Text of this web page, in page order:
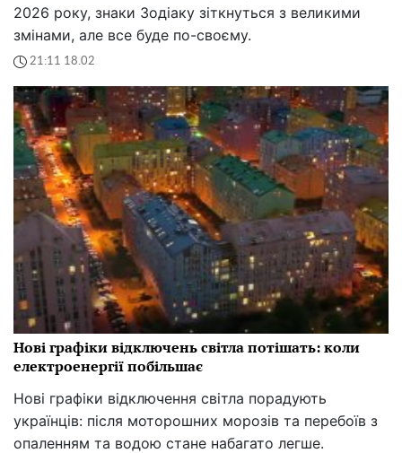
2026 року, знаки Зодіаку зіткнуться з великими
змінами, але все буде по-своєму.
21:11 18.02
Нові графіки відключень світла потішать: коли
електроенергії побільшає
Нові графіки відключення світла порадують
українців: після моторошних морозів та перебоїв з
опаленням та водою стане набагато легше.